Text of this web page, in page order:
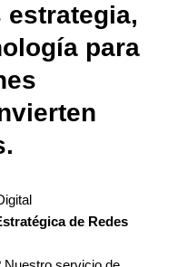
estrategia,
para
de Redes